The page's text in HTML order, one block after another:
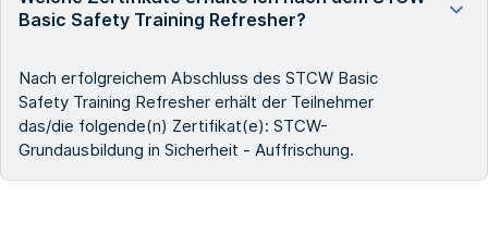
Basic Safety Training Refresher?
Nach erfolgreichem Abschluss des STCW Basic
Safety Training Refresher erhält der Teilnehmer
das/die folgende(n) Zertifikat(e): STCW-
Grundausbildung in Sicherheit - Auffrischung.